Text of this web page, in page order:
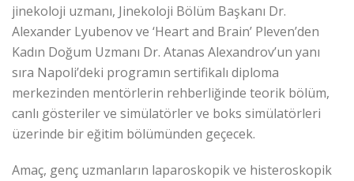
jinekoloji uzmanı, Jinekoloji Bölüm Başkanı Dr.
Alexander Lyubenov ve ‘Heart and Brain’ Pleven’den
Kadın Doğum Uzmanı Dr. Atanas Alexandrov’un yanı
sıra Napoli’deki programın sertifikalı diploma
merkezinden mentörlerin rehberliğinde teorik bölüm,
canlı gösteriler ve simülatörler ve boks simülatörleri
üzerinde bir eğitim bölümünden geçecek.
Amaç, genç uzmanların laparoskopik ve histeroskopik